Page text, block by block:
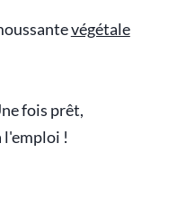
végétale
fois prêt,
l'emploi !